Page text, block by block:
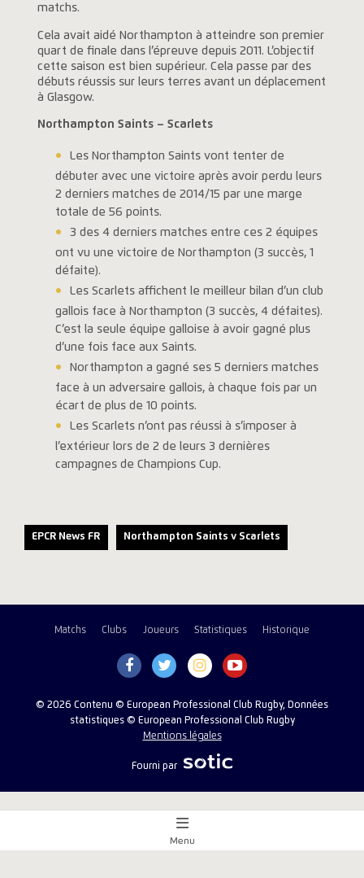
matchs.
Cela avait aidé Northampton à atteindre son premier
quart de finale dans l’épreuve depuis 2011. L’objectif
cette saison est bien supérieur. Cela passe par des
débuts réussis sur leurs terres avant un déplacement
à Glasgow.
Northampton Saints – Scarlets
Les Northampton Saints vont tenter de
débuter avec une victoire après avoir perdu leurs
2 derniers matches de 2014/15 par une marge
totale de 56 points.
3 des 4 derniers matches entre ces 2 équipes
ont vu une victoire de Northampton (3 succès, 1
défaite).
Les Scarlets affichent le meilleur bilan d’un club
gallois face à Northampton (3 succès, 4 défaites).
C’est la seule équipe galloise à avoir gagné plus
d’une fois face aux Saints.
Northampton a gagné ses 5 derniers matches
face à un adversaire gallois, à chaque fois par un
écart de plus de 10 points.
Les Scarlets n’ont pas réussi à s’imposer à
l’extérieur lors de 2 de leurs 3 dernières
campagnes de Champions Cup.
EPCR News FR Northampton Saints v Scarlets
Matchs Clubs Joueurs Statistiques Historique
© 2026 Contenu © European Professional Club Rugby, Données
statistiques © European Professional Club Rugby
Mentions légales
Fourni par
Aperçu
Menu